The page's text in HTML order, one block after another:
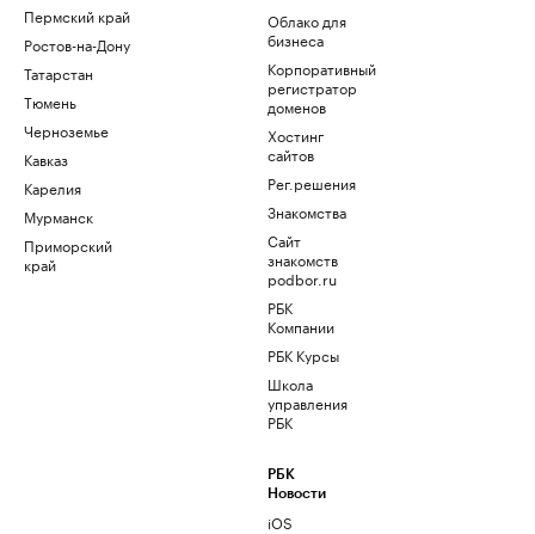
Пермский край
Ростов-на-Дону
Татарстан
Тюмень
Черноземье
Кавказ
Карелия
Мурманск
Приморский
край
Облако для
бизнеса
Корпоративный
регистратор
доменов
Хостинг
сайтов
Рег.решения
Знакомства
Сайт
знакомств
podbor.ru
РБК
Компании
РБК Курсы
Школа
управления
РБК
РБК
Новости
iOS